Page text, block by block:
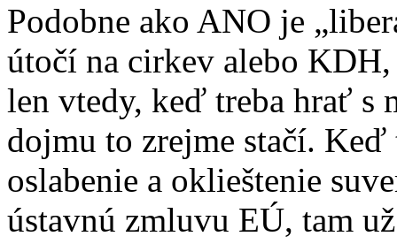
Podobne ako ANO je
útočí na cirkev alebo
len vtedy, keď treba hrať s
dojmu to zrejme stačí.
oslabenie a oklieštenie
ústavnú zmluvu EÚ, tam